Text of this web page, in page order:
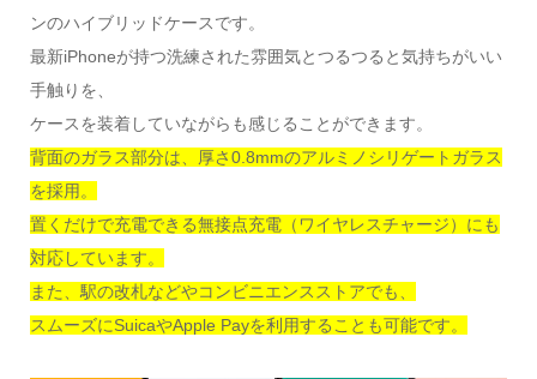
ンのハイブリッドケースです。
最新iPhoneが持つ洗練された雰囲気とつるつると気持ちがいい
手触りを、
ケースを装着していながらも感じることができます。
背面のガラス部分は、厚さ0.8mmのアルミノシリゲートガラス
を採用。
置くだけで充電できる無接点充電（ワイヤレスチャージ）にも
対応しています。
また、駅の改札などやコンビニエンスストアでも、
スムーズにSuicaやApple Payを利用することも可能です。